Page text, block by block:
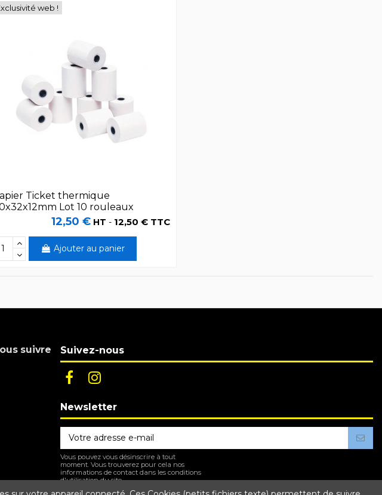
web !
Ticket thermique
Lot 10 rouleaux
12,50 € HT - 12,50 € TTC
Ajouter au panier
suivre Suivez-nous
Newsletter
Vous pouvez vous désinscrire à tout
moment. Vous trouverez pour cela nos
informations de contact dans les conditions
d'utilisation du site.